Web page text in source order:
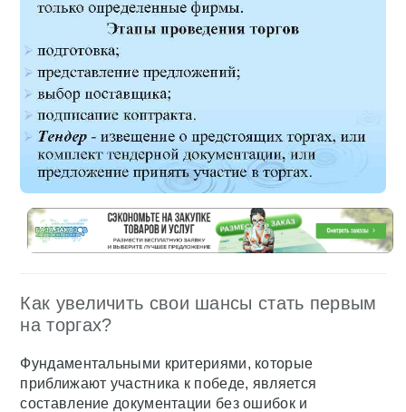
Как увеличить свои шансы стать первым
на торгах?
Фундаментальными критериями, которые
приближают участника к победе, является
составление документации без ошибок и